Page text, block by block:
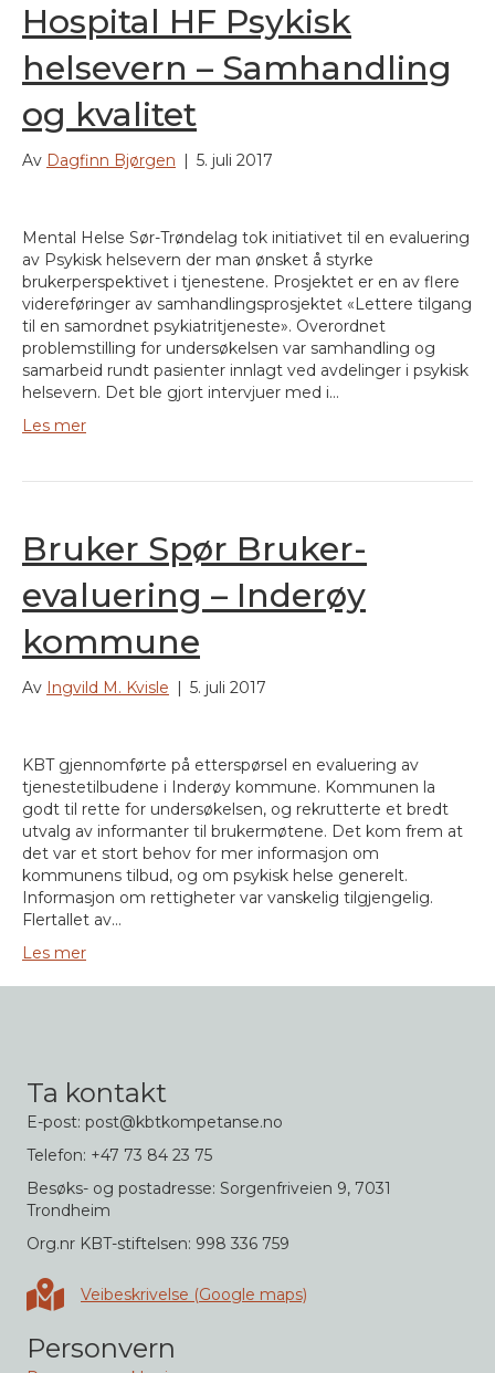
Hospital HF Psykisk
helsevern – Samhandling
og kvalitet
Av Dagfinn Bjørgen | 5. juli 2017
Mental Helse Sør-Trøndelag tok initiativet til en evaluering
av Psykisk helsevern der man ønsket å styrke
brukerperspektivet i tjenestene. Prosjektet er en av flere
videreføringer av samhandlingsprosjektet «Lettere tilgang
til en samordnet psykiatritjeneste». Overordnet
problemstilling for undersøkelsen var samhandling og
samarbeid rundt pasienter innlagt ved avdelinger i psykisk
helsevern. Det ble gjort intervjuer med i…
Les mer
Bruker Spør Bruker-
evaluering – Inderøy
kommune
Av Ingvild M. Kvisle | 5. juli 2017
KBT gjennomførte på etterspørsel en evaluering av
tjenestetilbudene i Inderøy kommune. Kommunen la
godt til rette for undersøkelsen, og rekrutterte et bredt
utvalg av informanter til brukermøtene. Det kom frem at
det var et stort behov for mer informasjon om
kommunens tilbud, og om psykisk helse generelt.
Informasjon om rettigheter var vanskelig tilgjengelig.
Flertallet av…
Les mer
Ta kontakt
E-post: post@kbtkompetanse.no
Telefon: +47 73 84 23 75
Besøks- og postadresse: Sorgenfriveien 9, 7031
Trondheim
Org.nr KBT-stiftelsen: 998 336 759
Veibeskrivelse i Google maps
Veibeskrivelse (Google maps)
Personvern